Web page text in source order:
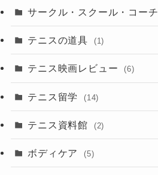
サークル・スクール・コーチ
テニスの道具 (1)
テニス映画レビュー (6)
テニス留学 (14)
テニス資料館 (2)
ボディケア (5)